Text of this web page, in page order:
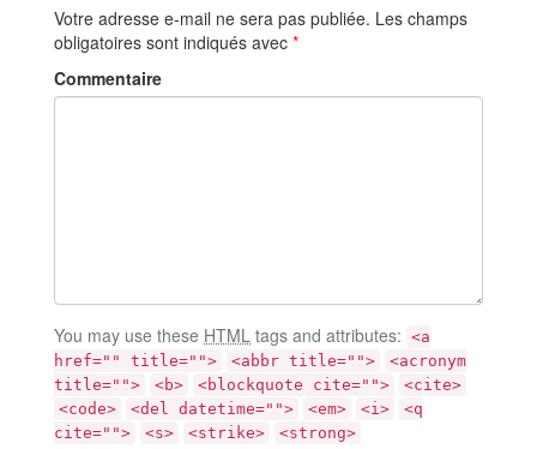
Votre adresse e-mail ne sera pas publiée. Les champs
obligatoires sont indiqués avec *
Commentaire
You may use these HTML tags and attributes: <a
href="" title="">
<abbr title="">
<acronym
title="">
<b> <blockquote cite="">
<cite>
<code>
<del datetime=""> <em> <i>
<q
cite="">
<s> <strike> <strong>